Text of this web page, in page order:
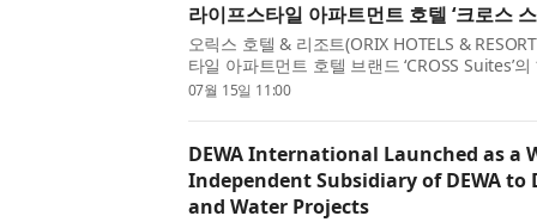
라이프스타일 아파트먼트 호텔 ‘크로스
오릭스 호텔 & 리조트(ORIX HOTELS &
타일 아파트먼트 호텔 브랜드 ‘CROSS Suites’
사쿠사’가 지난 7월 3일(금) 개업했다. ‘놀고,
07월 15일 11:00
DEWA International Launched as a
Independent Subsidiary of DEWA to
and Water Projects